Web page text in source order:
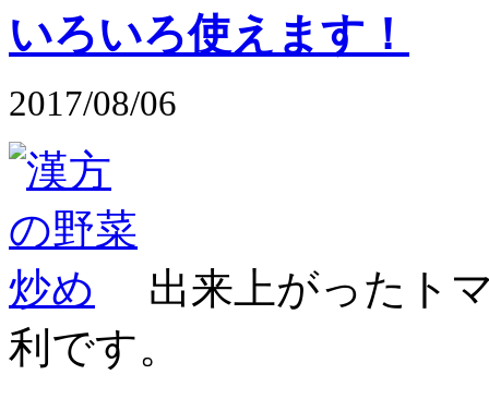
いろいろ使えます！
2017/08/06
出来上がったト
利です。